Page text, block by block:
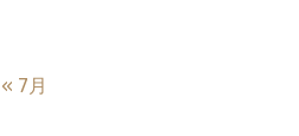
« 7月